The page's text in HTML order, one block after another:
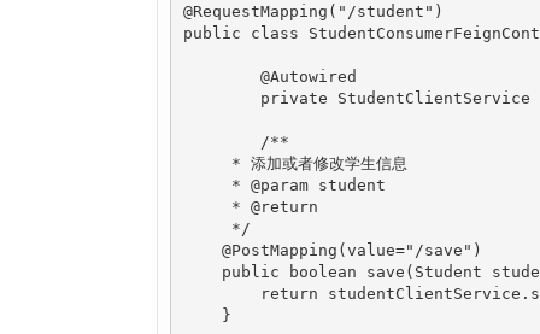
@RequestMapping("/student")
public class
* 添加或者修改学生信息
* @param student
* @return
*/
@PostMapping(value="/save")
public boolean save(Student
}